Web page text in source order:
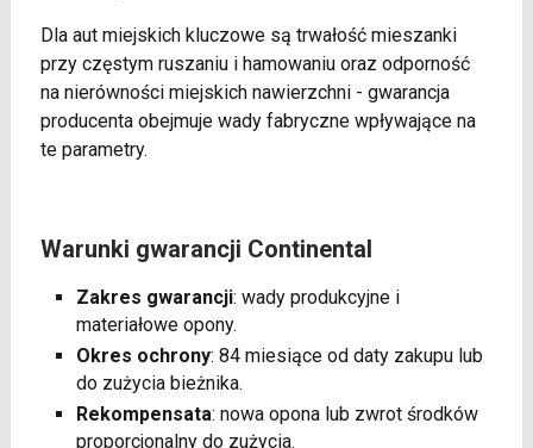
Dla aut miejskich kluczowe są trwałość mieszanki
przy częstym ruszaniu i hamowaniu oraz odporność
na nierówności miejskich nawierzchni - gwarancja
producenta obejmuje wady fabryczne wpływające na
te parametry.
Warunki gwarancji Continental
Zakres gwarancji: wady produkcyjne i
materiałowe opony.
Okres ochrony: 84 miesiące od daty zakupu lub
do zużycia bieżnika.
Rekompensata: nowa opona lub zwrot środków
proporcjonalny do zużycia.